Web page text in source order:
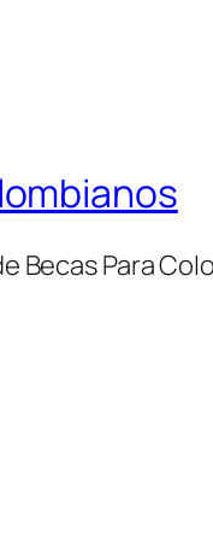
Becas Para